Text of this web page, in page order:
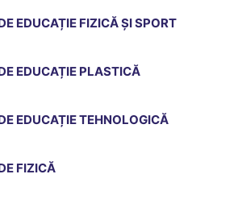
EDUCAȚIE FIZICĂ ȘI SPORT
EDUCAȚIE PLASTICĂ
EDUCAȚIE TEHNOLOGICĂ
FIZICĂ